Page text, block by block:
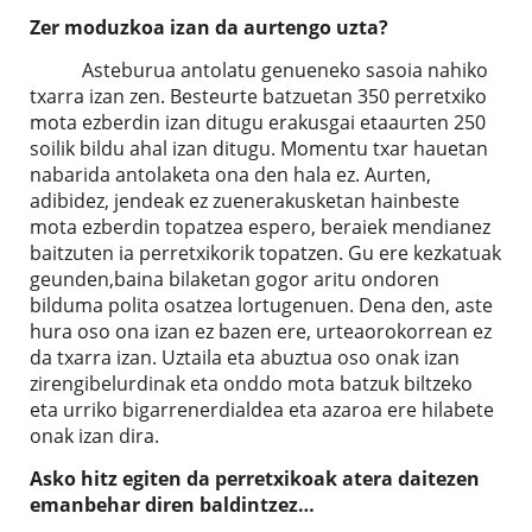
Zer moduzkoa izan da aurtengo uzta?
Asteburua antolatu genueneko sasoia nahiko
txarra izan zen. Besteurte batzuetan 350 perretxiko
mota ezberdin izan ditugu erakusgai etaaurten 250
soilik bildu ahal izan ditugu. Momentu txar hauetan
nabarida antolaketa ona den hala ez. Aurten,
adibidez, jendeak ez zuenerakusketan hainbeste
mota ezberdin topatzea espero, beraiek mendianez
baitzuten ia perretxikorik topatzen. Gu ere kezkatuak
geunden,baina bilaketan gogor aritu ondoren
bilduma polita osatzea lortugenuen. Dena den, aste
hura oso ona izan ez bazen ere, urteaorokorrean ez
da txarra izan. Uztaila eta abuztua oso onak izan
zirengibelurdinak eta onddo mota batzuk biltzeko
eta urriko bigarrenerdialdea eta azaroa ere hilabete
onak izan dira.
Asko hitz egiten da perretxikoak atera daitezen
emanbehar diren baldintzez…